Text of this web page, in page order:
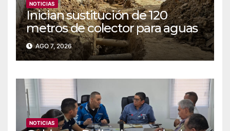
NOTICIAS
Inician sustitución de 120
metros de colector para aguas
servidas en Coche
AGO 7, 2026
NOTICIAS